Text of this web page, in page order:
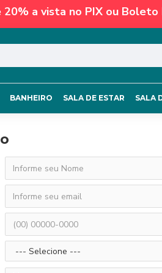
a vista no PIX ou Boleto
BANHEIRO SALA DE ESTAR SALA